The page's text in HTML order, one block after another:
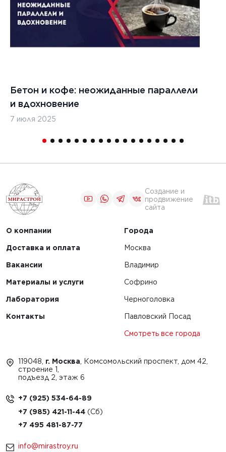
строительных
1 2
Бетон и кофе: неожиданные параллели
и вдохновение
7 июля 2025
Создание и
продвижение
сайта
О компании
Доставка и оплата
Вакансии
Материалы и услуги
Лаборатория
Контакты
Города
Москва
Владимир
Софрино
Черноголовка
Павловский Посад
Смотреть все города
119048, г. Москва , Комсомольский проспект, дом 42,
строение 1,
подъезд 2, этаж 6
+7 (925) 534-64-89
+7 (985) 421-11-44
+7 495 481-87-77
info@mirastroy.ru